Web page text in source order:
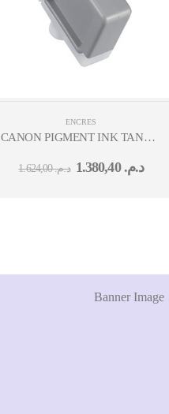
ENCRES
CANON PIGMENT INK TANK PFI-
د.م.1.624,00 د.م. 1.380,40